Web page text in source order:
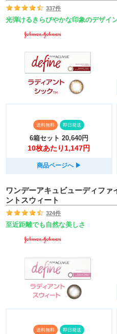
337件
光弾けるきらびやかな印象のデザイ
送料無料 即日発送
6箱セット 20,640円
10枚あたり1,147円
商品ページへ ▶︎
ワンデーアキュビューディフ
ントスウィート
324件
至近距離でも自然な美しさ
送料無料 即日発送